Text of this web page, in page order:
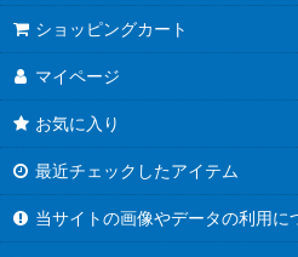
ショッピングカート
マイページ
お気に入り
最近チェックしたアイテム
当サイトの画像やデータの利用に